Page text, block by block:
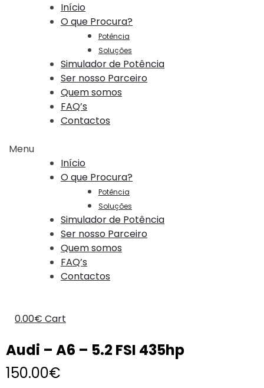
Início
O que Procura?
Potência
Soluções
Simulador de Potência
Ser nosso Parceiro
Quem somos
FAQ’s
Contactos
Menu
Início
O que Procura?
Potência
Soluções
Simulador de Potência
Ser nosso Parceiro
Quem somos
FAQ’s
Contactos
0.00€ Cart
Audi – A6 – 5.2 FSI 435hp
150.00€